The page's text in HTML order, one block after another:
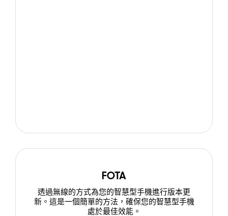
FOTA
透過無線的方式為您的智慧型手機進行版本更
新。這是一個簡單的方法，確保您的智慧型手機
處於最佳效能。